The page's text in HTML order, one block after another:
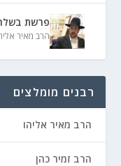
פרשת
הרב מאיר
רבנים מומלצים
הרב מאיר אליהו
הרב זמיר כהן